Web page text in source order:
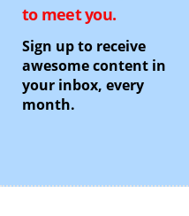
to meet you.
Sign up to receive
awesome content in
your inbox, every
month.